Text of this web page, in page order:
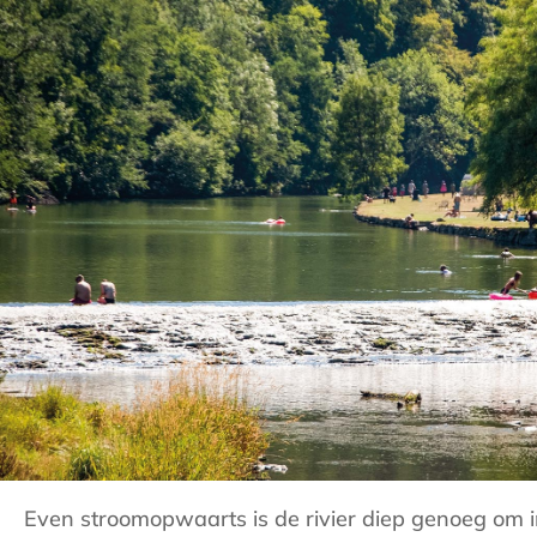
Even stroomopwaarts is de rivier diep genoeg om